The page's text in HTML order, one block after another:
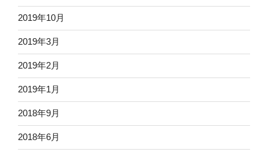
2019年10月
2019年3月
2019年2月
2019年1月
2018年9月
2018年6月